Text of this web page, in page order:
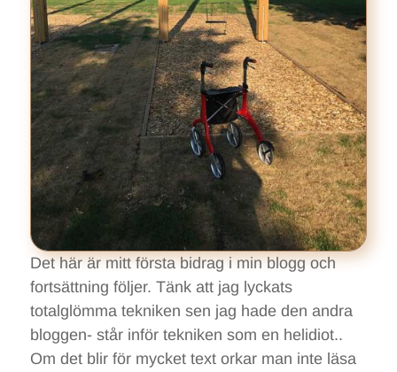
Det här är mitt första bidrag i min blogg och
fortsättning följer. Tänk att jag lyckats
totalglömma tekniken sen jag hade den andra
bloggen- står inför tekniken som en helidiot..
Om det blir för mycket text orkar man inte läsa